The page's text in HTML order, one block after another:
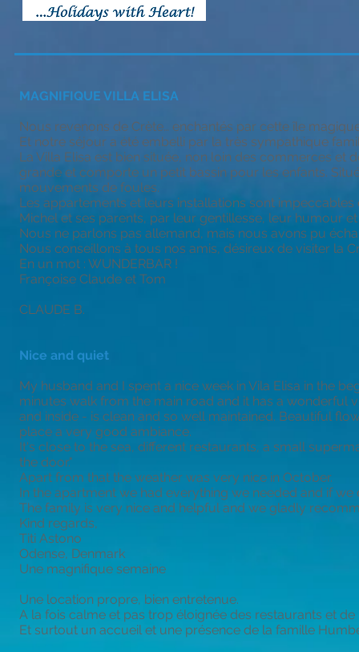
MAGNIFIQUE VILLA ELISA
Nous revenons de Crète… enchantés par cette île
Et notre séjour a été embelli par la très sympathique
La Villa Elisa est bien située, non loin des commerces et
grande et comporte un petit bassin pour les enfants.
mouvements de foules.
Les appartements et leurs installations sont impeccables
Michel et ses parents, par leur gentillesse, leur humour
Nous ne parlons pas allemand, mais nous avons pu
Nous conseillons à tous nos amis, désireux de visiter la
En un mot : WUNDERBAR !
Françoise Claude et Tom
CLAUDE B.
Nice and quiet
My husband and I spent a nice week in Vila Elisa in the
minutes walk from the main road and it has a wonderful
and inside - is clean and so well maintained. Beautiful
place a very good ambiance.
It's close to the sea, different restaurants, a small
the door."
Apart from that the weather was very nice in October.
In the apartment we had everything we needed and if
The family is very nice and helpful and we gladly
Kind regards,
Titi Astono
Odense, Denmark
Une magnifique semaine
Une location propre, bien entretenue.
A la fois calme et pas trop éloignée des restaurants et de
Et surtout un accueil et une présence de la famille